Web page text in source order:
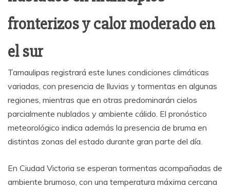
fronterizos y calor moderado en
el sur
Tamaulipas registrará este lunes condiciones climáticas
variadas, con presencia de lluvias y tormentas en algunas
regiones, mientras que en otras predominarán cielos
parcialmente nublados y ambiente cálido. El pronóstico
meteorológico indica además la presencia de bruma en
distintas zonas del estado durante gran parte del día.
En Ciudad Victoria se esperan tormentas acompañadas de
ambiente brumoso, con una temperatura máxima cercana